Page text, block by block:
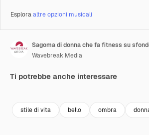
Esploraaltre opzioni musicali
Sagoma di donna che fa fitness su
Wavebreak Media
Ti potrebbe anche interessare
stile di vita bello ombra